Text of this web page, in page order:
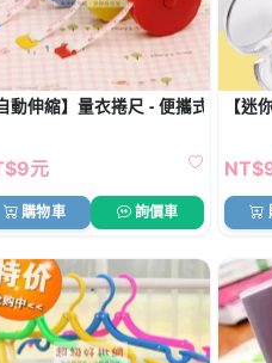
換裝 (20片)
自動伸縮】量衣捲尺 - 便攜式服裝測
元
購物車 詢價車
【迷